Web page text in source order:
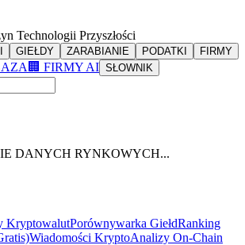
Technologii Przyszłości
GIEŁDY ZARABIANIE PODATKI
FIRMY
🏢 FIRMY AI SŁOWNIK
DANYCH RYNKOWYCH...
KryptowalutPorównywarka GiełdRanking
Wiadomości KryptoAnalizy On-Chain